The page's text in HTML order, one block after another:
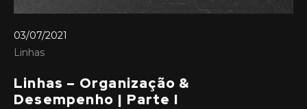
03/07/2021
Linhas
Linhas – Organização &
Desempenho | Parte I